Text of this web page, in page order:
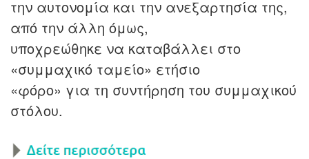
την αυτονομία και την ανεξαρτησία της,
από την άλλη όμως,
υποχρεώθηκε να καταβάλλει στο
«συμμαχικό ταμείο» ετήσιο
«φόρο» για τη συντήρηση του συμμαχικού
στόλου.